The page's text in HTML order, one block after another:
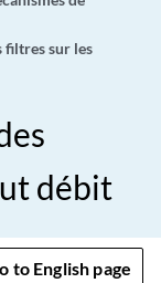
filtres sur les
débit
to English page